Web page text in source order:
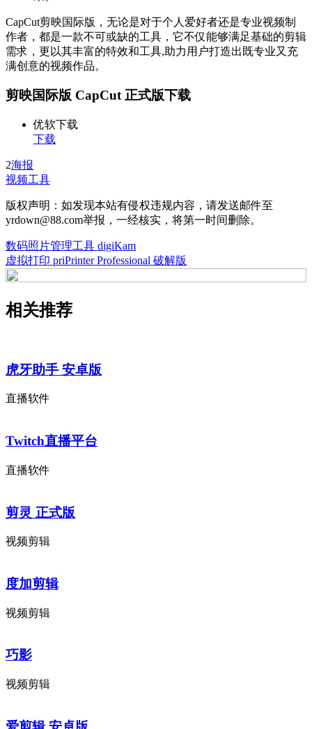
CapCut剪映国际版，无论是对于个人爱好者还是专业视频制
作者，都是一款不可或缺的工具，它不仅能够满足基础的剪辑
需求，更以其丰富的特效和工具,助力用户打造出既专业又充
满创意的视频作品。
剪映国际版 CapCut 正式版下载
优软下载
下载
2海报
视频工具
版权声明：如发现本站有侵权违规内容，请发送邮件至
yrdown@88.com举报，一经核实，将第一时间删除。
数码照片管理工具 digiKam
虚拟打印 priPrinter Professional 破解版
相关推荐
虎牙助手 安卓版
直播软件
Twitch直播平台
直播软件
剪灵 正式版
视频剪辑
度加剪辑
视频剪辑
巧影
视频剪辑